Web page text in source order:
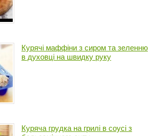
Курячі маффіни з сиром та зеленню
в духовці на швидку руку
Куряча грудка на грилі в соусі з